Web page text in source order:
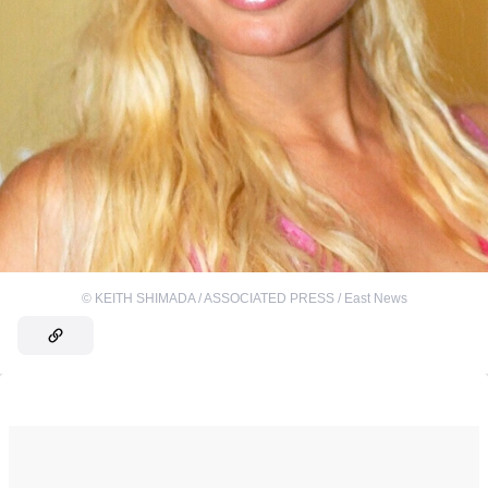
© KEITH SHIMADA / ASSOCIATED PRESS / East News